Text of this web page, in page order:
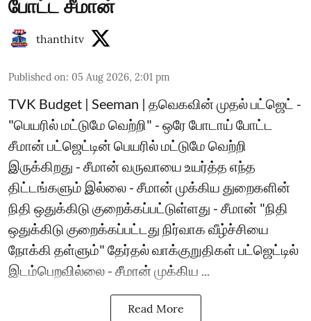
போட்ட சீமான்
thanthitv
Published on: 05 Aug 2026, 2:01 pm
TVK Budget | Seeman | தவெகவின் முதல் பட்ஜெட் -
"பெயரில் மட்டுமே வெற்றி" - ஒரே போடாய் போட்ட
சீமான் பட்ஜெட்டின் பெயரில் மட்டுமே வெற்றி
இருக்கிறது - சீமான் வருவாயை உயர்த்த எந்த
திட்டங்களும் இல்லை - சீமான் முக்கிய துறைகளின்
நிதி ஒதுக்கிடு குறைக்கப்பட்டுள்ளது - சீமான் "நிதி
ஒதுக்கிடு குறைக்கப்பட்டது நிர்வாக வீழ்ச்சியை
நோக்கி தள்ளும்" தேர்தல் வாக்குறுதிகள் பட்ஜெட்டில்
இடம்பெறவில்லை - சீமான் முக்கிய ...
Read More